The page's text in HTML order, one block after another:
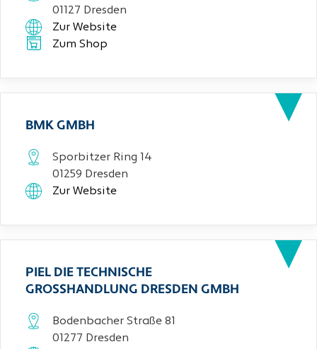
01127 Dresden
Zur Website
Zum Shop
BMK GMBH
Sporbitzer Ring 14
01259 Dresden
Zur Website
PIEL DIE TECHNISCHE
GROSSHANDLUNG DRESDEN GMBH
Bodenbacher Straße 81
01277 Dresden